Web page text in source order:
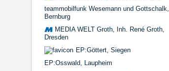
teammobilfunk Wesemann und Gottschalk,
Bernburg
MEDIA WELT Groth, Inh. René Groth,
Dresden
EP:Göttert, Siegen
EP:Osswald, Laupheim